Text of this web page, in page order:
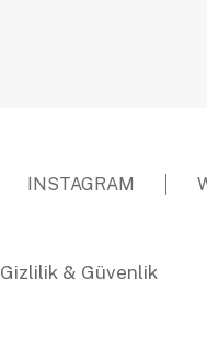
INSTAGRAM
Gizlilik & Güvenlik